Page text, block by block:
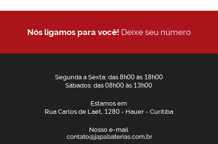
Nós ligamos para você! Deixe seu número
Segunda a Sexta: das 8h00às 18h00
Sábados: das08h00 às 13h00
Estamos em
Rua Carlos de Laet, 1280- Hauer - Curitiba
Nosso e-mail